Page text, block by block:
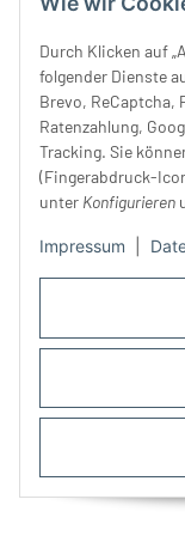
Durch Klicken auf
folgender Dienste
Brevo, ReCaptcha,
Ratenzahlung,
Tracking. Sie
(Fingerabdruck-
unter Konfigurieren
Impressum
Jeansfaden DENIM
m, Mettler
3,30 €*